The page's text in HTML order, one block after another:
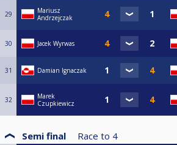
29
Mariusz
Andrzejczak
30 Jacek Wyrwas
31 Damian Ignaczak
32
Marek
Czupkiewicz
Semi final Race to 4